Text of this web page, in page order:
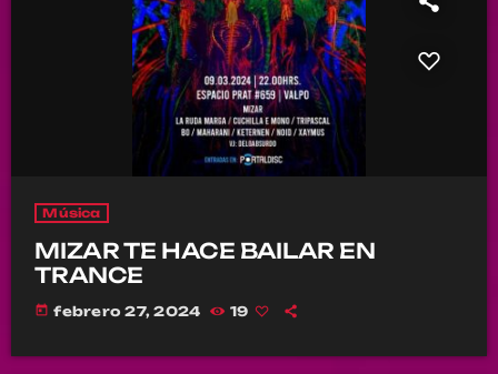
Música
MIZAR TE HACE BAILAR EN
TRANCE
today febrero 27, 2024 19